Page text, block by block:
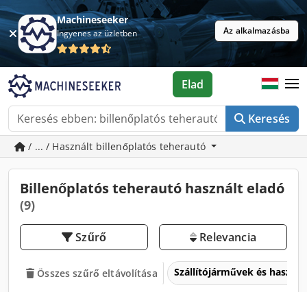
Machineseeker
Ingyenes az üzletben Az alkalmazásba
Keresés
Elad
/ ... / Használt billenőplatós teherautó
Billenőplatós teherautó használt eladó
(9)
Szűrő Relevancia
Összes szűrő eltávolítása Szállítójárművek és